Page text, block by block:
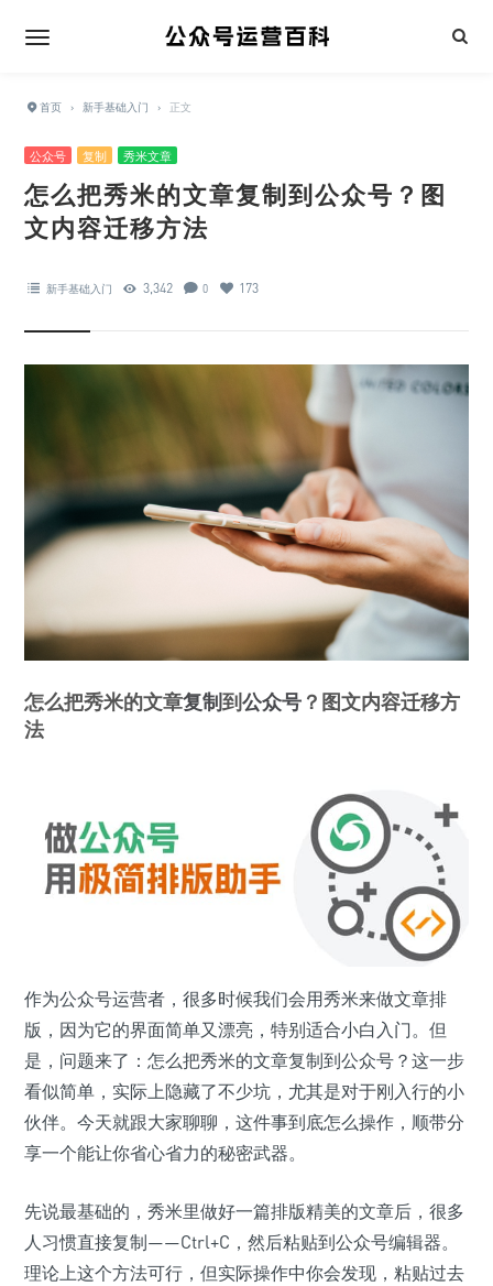
首页 › 新手基础入门 › 正文
公众号 复制 秀米文章
怎么把秀米的文章复制到公众号？图
文内容迁移方法
新手基础入门 3,342 0 173
怎么把秀米的文章复制到公众号 ？图文内容迁移方
法
作为公众号运营者，很多时候我们会用秀米来做文章排
版，因为它的界面简单又漂亮，特别适合小白入门。但
是，问题来了：怎么把秀米的文章复制到公众号？这一步
看似简单，实际上隐藏了不少坑，尤其是对于刚入行的小
伙伴。今天就跟大家聊聊，这件事到底怎么操作，顺带分
享一个能让你省心省力的秘密武器。
先说最基础的，秀米里做好一篇排版精美的文章后，很多
人习惯直接复制——Ctrl+C，然后粘贴到公众号编辑器。
理论上这个方法可行，但实际操作中你会发现，粘贴过去